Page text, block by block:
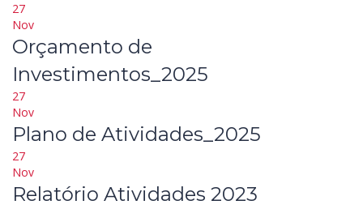
27
Nov
Orçamento de
Investimentos_2025
27
Nov
Plano de Atividades_2025
27
Nov
Relatório Atividades 2023